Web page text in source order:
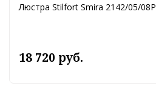
Люстра Stilfort Smira 2142/05/08P
18 720 руб.